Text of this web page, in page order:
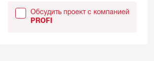
Обсудить проект с компанией
PROFI